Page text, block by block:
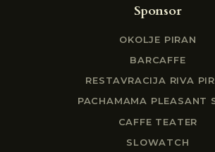
Sponsor
OKOLJE PIRAN
BARCAFFE
RESTAVRACIJA RIVA
PACHAMAMA PLEASANT
CAFFE TEATER
SLOWATCH